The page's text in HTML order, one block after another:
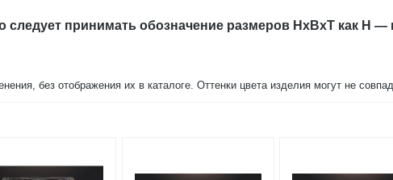
следует принимать обозначение размеров HxBxT как
без отображения их в каталоге. Оттенки цвета изделия могут не